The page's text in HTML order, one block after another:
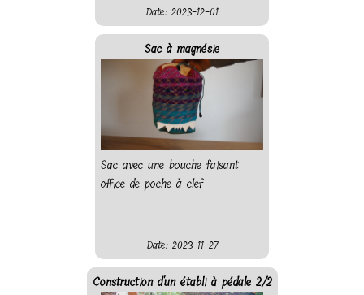
Date: 2023-12-01
Sac à magnésie
Sac avec une bouche faisant
office de poche à clef
Date: 2023-11-27
Construction d'un établi à pédale 2/2